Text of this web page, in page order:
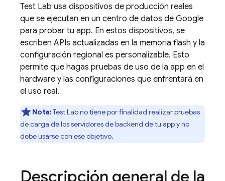
Test Lab usa dispositivos de producción reales
que se ejecutan en un centro de datos de Google
para probar tu app. En estos dispositivos, se
escriben APIs actualizadas en la memoria flash y la
configuración regional es personalizable. Esto
permite que hagas pruebas de uso de la app en el
hardware y las configuraciones que enfrentará en
el uso real.
Nota:Test Labno tiene por finalidad realizar pruebas
de carga de los servidores de backend de tu app y no
debe usarse con ese objetivo.
Descripción general de la